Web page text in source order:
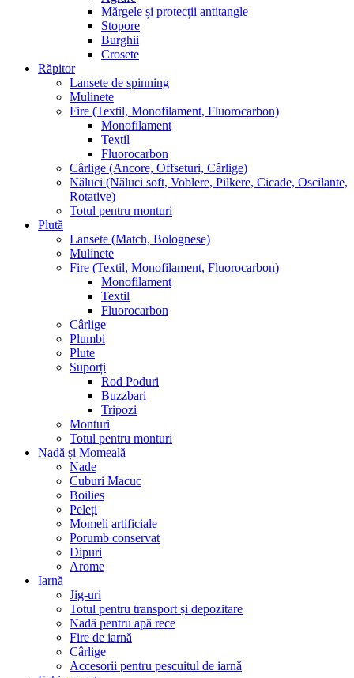
Mărgele și protecții antitangle
Stopore
Burghii
Crosete
Răpitor
Lansete de spinning
Mulinete
Fire (Textil, Monofilament, Fluorocarbon)
Monofilament
Textil
Fluorocarbon
Cârlige (Ancore, Offseturi, Cârlige)
Năluci (Năluci soft, Voblere, Pilkere, Cicade, Oscilante,
Rotative)
Totul pentru monturi
Plută
Lansete (Match, Bolognese)
Mulinete
Fire (Textil, Monofilament, Fluorocarbon)
Monofilament
Textil
Fluorocarbon
Cârlige
Plumbi
Plute
Suporți
Rod Poduri
Buzzbari
Tripozi
Monturi
Totul pentru monturi
Nadă și Momeală
Nade
Cuburi Macuc
Boilies
Peleți
Momeli artificiale
Porumb conservat
Dipuri
Arome
Iarnă
Jig-uri
Totul pentru transport și depozitare
Nadă pentru apă rece
Fire de iarnă
Cârlige
Accesorii pentru pescuitul de iarnă